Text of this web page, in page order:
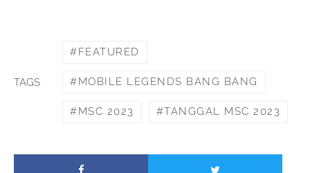
TAGS
FEATURED
MOBILE LEGENDS BANG BANG
MSC 2023 TANGGAL MSC 2023